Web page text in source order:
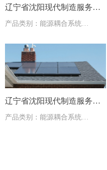
辽宁省沈阳现代制造服务学
校供暖项目
产品类别：能源耦合系统
热式采暖系统
辽宁省沈阳现代制造服务学
校供暖项目
产品类别：能源耦合系统